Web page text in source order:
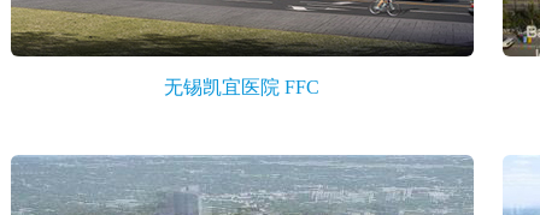
无锡凯宜医院 FFC